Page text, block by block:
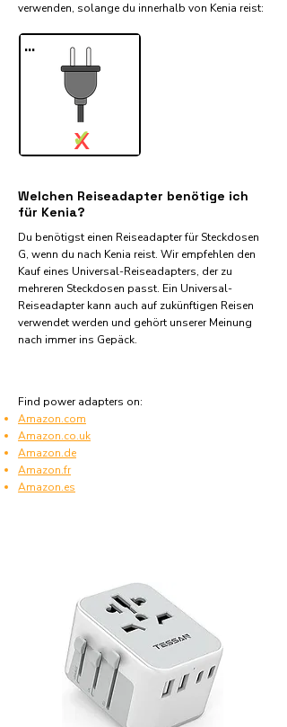
verwenden, solange du innerhalb von Kenia reist:​
...
X
✓
Welchen Reiseadapter benötige ich
für Kenia?
Du benötigst einen Reiseadapter für Steckdosen
G, wenn du nach Kenia reist. Wir empfehlen den
Kauf eines Universal-Reiseadapters, der zu
mehreren Steckdosen passt. Ein Universal-
Reiseadapter kann auch auf zukünftigen Reisen
verwendet werden und gehört unserer Meinung
nach immer ins Gepäck.
Find power adapters on:
Amazon.com
Amazon.co.uk
Amazon.de
Amazon.fr
Amazon.es